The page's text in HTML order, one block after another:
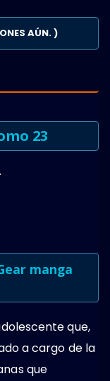
AÚN. )
23
manga
que,
a cargo de la
que